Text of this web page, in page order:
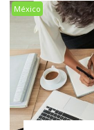
México